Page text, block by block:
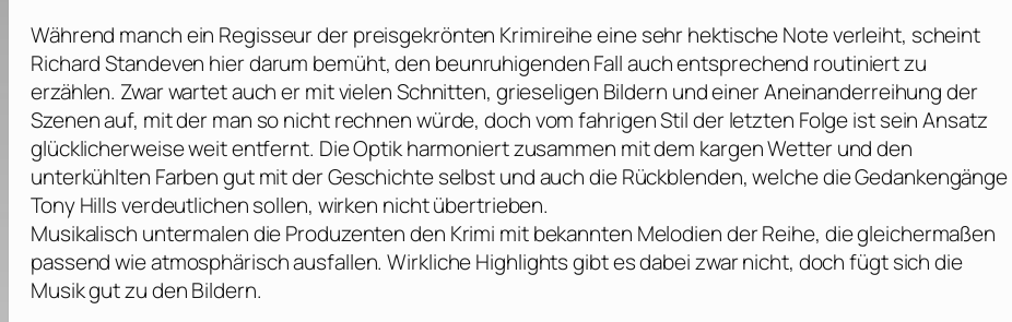
Während manch ein Regisseur der preisgekrönten Krimireihe eine sehr hektische Note verleiht, scheint
Richard Standeven hier darum bemüht, den beunruhigenden Fall auch entsprechend routiniert zu
erzählen. Zwar wartet auch er mit vielen Schnitten, grieseligen Bildern und einer Aneinanderreihung der
Szenen auf, mit der man so nicht rechnen würde, doch vom fahrigen Stil der letzten Folge ist sein Ansatz
glücklicherweise weit entfernt. Die Optik harmoniert zusammen mit dem kargen Wetter und den
unterkühlten Farben gut mit der Geschichte selbst und auch die Rückblenden, welche die Gedankengänge
Tony Hills verdeutlichen sollen, wirken nicht übertrieben.
Musikalisch untermalen die Produzenten den Krimi mit bekannten Melodien der Reihe, die gleichermaßen
passend wie atmosphärisch ausfallen. Wirkliche Highlights gibt es dabei zwar nicht, doch fügt sich die
Musik gut zu den Bildern.